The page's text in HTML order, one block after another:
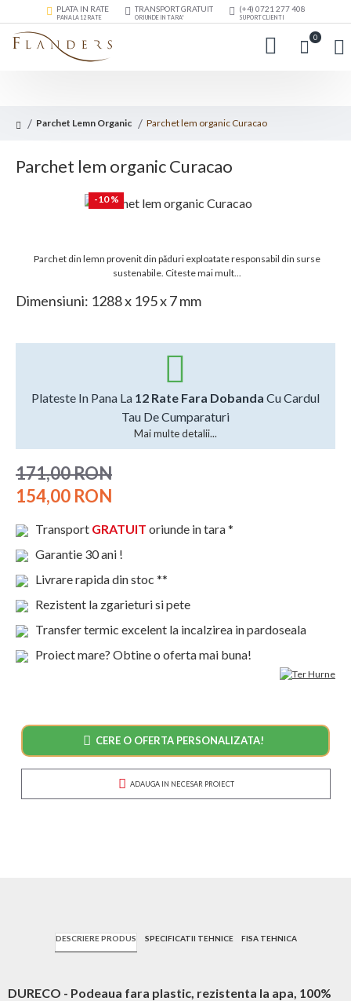
PLATA IN RATE
PANA LA 12 RATE
TRANSPORT GRATUIT
ORIUNDE IN TARA*
(+4) 0721 277 408
SUPORT CLIENTI
0
Parchet Lemn Organic Parchet lem organic Curacao
Parchet lem organic Curacao
-10 %
Dimensiuni: 1288 x 195 x 7 mm
Plateste In Pana La 12 Rate Fara Dobanda Cu Cardul
Tau De Cumparaturi
Mai multe detalii...
Parchet din lemn provenit din păduri exploatate responsabil din surse
sustenabile. Citeste mai mult...
154,00 RON
171,00 RON
Transport GRATUIT oriunde in tara *
Garantie 30 ani !
Livrare rapida din stoc **
Rezistent la zgarieturi si pete
Transfer termic excelent la incalzirea in pardoseala
Proiect mare? Obtine o oferta mai buna!
CERE O OFERTA PERSONALIZATA!
ADAUGA IN NECESAR PROIECT
DESCRIERE PRODUS SPECIFICATII TEHNICE FISA TEHNICA
DURECO - Podeaua fara plastic, rezistenta la apa, 100%